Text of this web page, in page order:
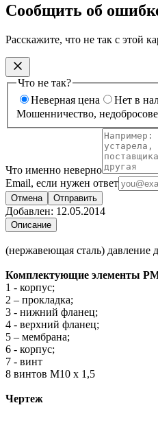
Сообщить об
Расскажите, что не так с этой
Что не так?
Неверная цена
Нет в
Мошенничество,
Что именно неверно
Email, если нужен ответ
Отмена Отправить
Добавлен: 12.05.2014
Описание
(нержавеющая сталь) давление
Комплектующие элементы
1 - корпус;
2 – прокладка;
3 - нижний фланец;
4 - верхний фланец;
5 – мембрана;
6 - корпус;
7 - винт
8 винтов М10 х 1,5
Чертеж